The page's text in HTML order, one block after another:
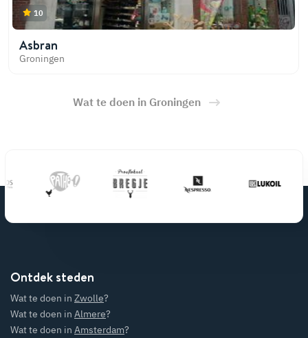
10
Asbran
Groningen
Wat te doen in Groningen
Ontdek steden
Wat te doen in Zwolle?
Wat te doen in Almere?
Wat te doen in Amsterdam?